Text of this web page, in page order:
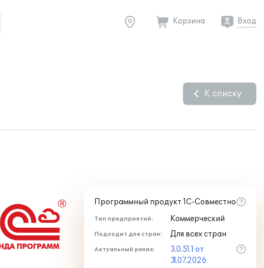
Корзина Вход
К списку
Программный продукт 1С-Совместно
Тип предприятий: Коммерческий
Подходит для стран: Для всех стран
Актуальный релиз:
3.0.51.1 от
31.07.2026